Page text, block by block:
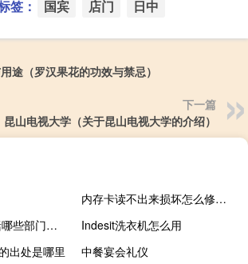
签： 国宾 店门 日中
途（罗汉果花的功效与禁忌）
下一篇
昆山电视大学（关于昆山电视大学的介绍）
内存卡读不出来损坏怎么修复（内存卡读不出来）
县级政府系统包括哪些部门和单位
Indesit洗衣机怎么用
出处是哪里
中餐宴会礼仪